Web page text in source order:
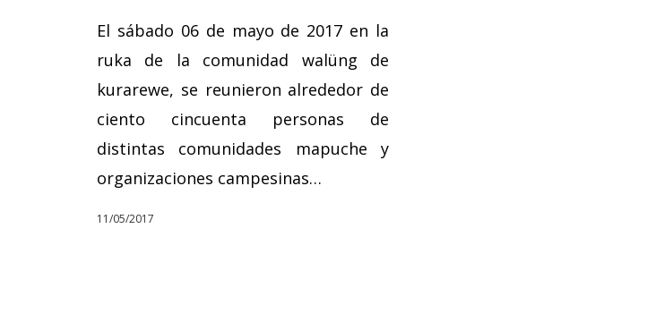
El sábado 06 de mayo de 2017 en la
ruka de la comunidad walüng de
kurarewe, se reunieron alrededor de
ciento cincuenta personas de
distintas comunidades mapuche y
organizaciones campesinas…
11/05/2017